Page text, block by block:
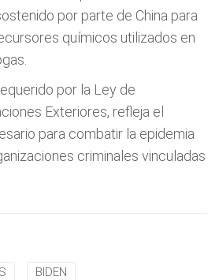
por parte de China para
químicos utilizados en
por la Ley de
Exteriores, refleja el
para combatir la epidemia
criminales vinculadas
BIDEN